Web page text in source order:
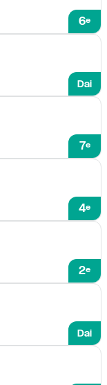
6e
Dai
7e
4e
2e
Dai